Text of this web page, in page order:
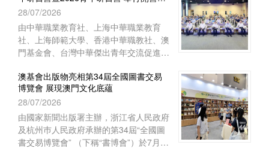
澳門特別行政區聯絡辦公室宣傳文體部、
經濟部和澳門基金會作為澳門協辦單位，
一共組織了45位澳門代表前往內蒙古自
治區出席活動。
式
28/07/2026
由中華職業教育社、上海中華職業教育
社、上海師範大學、香港中華職教社、澳
門基金會、台灣中華傑出青年交流促進會
國教科文組織教師教育中心協辦之“青年
匯‧文化緣‧中華情——第十五屆台灣青年
研習營暨2026青年研習營”開營儀式於
2026年7月28日上午在上海聯合國教科文
組織教師教育中心舉行。來自台灣、香
港、澳門29所院校的60多名師生，和上
澳基會出版物亮相第34屆全國圖書交易
博覽會 展現澳門文化底蘊
28/07/2026
由國家新聞出版署主辦，浙江省人民政府
及杭州巿人民政府承辦的第34屆“全國圖
書交易博覽會” （下稱“書博會”）於7月